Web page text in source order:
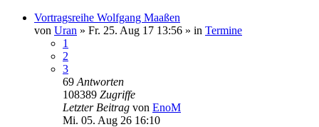
Vortragsreihe Wolfgang Maaßen
von Uran » Fr. 25. Aug 17 13:56 » in Termine
1
2
3
69 Antworten
108389 Zugriffe
Letzter Beitrag von EnoM
Mi. 05. Aug 26 16:10